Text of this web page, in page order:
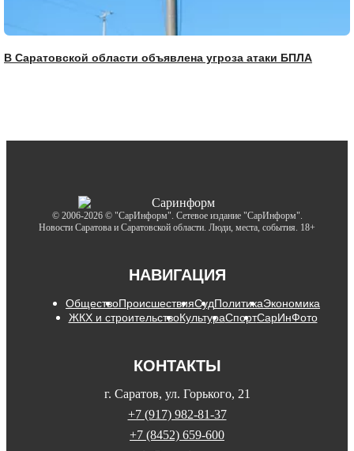
В Саратовской области объявлена угроза атаки БПЛА
© 2006-2026 © "СарИнформ". Сетевое издание "СарИнформ".
Новости Саратова и Саратовской области. Люди, места, события. 18+
НАВИГАЦИЯ
ОбществоПроисшествияСудПолитикаЭкономика
ЖКХ и строительствоКультураСпортСарИнФото
КОНТАКТЫ
г. Саратов, ул. Горького, 21
+7 (917) 982-81-37
+7 (8452) 659-600